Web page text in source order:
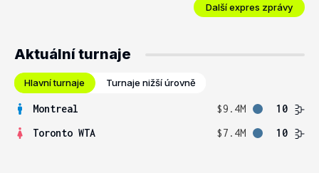
Další expres zprávy
Aktuální turnaje
Hlavní turnaje Turnaje nižší úrovně
Montreal $9.4M
10
Toronto WTA
$7.4M 10